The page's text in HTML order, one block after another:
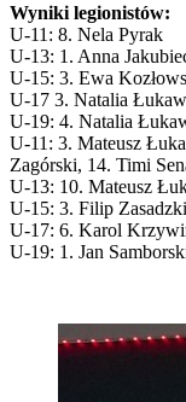
Wyniki legionistów:
U-11: 8. Nela Pyrak
U-13: 1. Anna
U-15: 3. Ewa
U-17 3. Natalia
U-19: 4. Natalia
U-11: 3. Mateusz
Zagórski, 14. Timi
U-13: 10. Mateusz
U-15: 3. Filip
U-17: 6. Karol
U-19: 1. Jan